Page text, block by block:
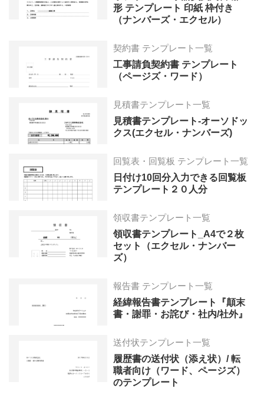
形 テンプレート 印紙 枠付き
（ナンバーズ・エクセル）
契約書 テンプレート一覧
工事請負契約書 テンプレート
（ページズ・ワード）
見積書テンプレート一覧
見積書テンプレート-オーソドッ
クス(エクセル・ナンバーズ)
回覧表・回覧板 テンプレート一覧
日付け10回分入力できる回覧板
テンプレート２０人分
領収書テンプレート一覧
領収書テンプレート_A4で２枚
セット（エクセル・ナンバー
ズ）
報告書 テンプレート一覧
経緯報告書テンプレート『顛末
書・謝罪・お詫び・社内/社外』
送付状テンプレート一覧
履歴書の送付状（添え状）/ 転
職者向け（ワード、ページズ）
のテンプレート